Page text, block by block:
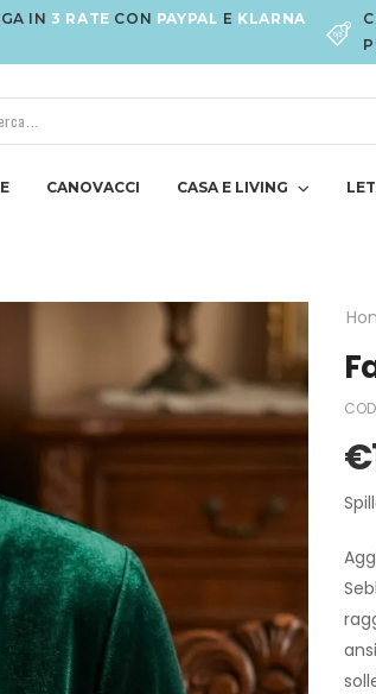
IN 3 RATE CON PAYPAL E KLARNA
CANOVACCI CASA E LIVING
€